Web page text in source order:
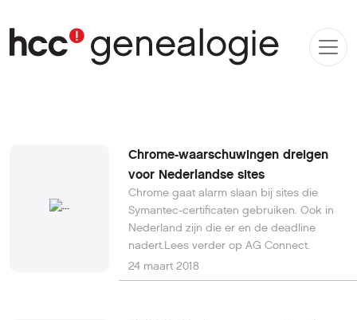
Chrome-waarschuwingen dreigen
voor Nederlandse sites
Chrome gaat alarm slaan bij sites die
Symantec-certificaten gebruiken. Ook in
Nederland zijn die er en de deadline
nadert.Lees verder op AG Connect.
24 maart 2018